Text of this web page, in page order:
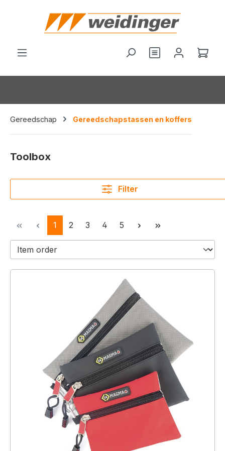
Gereedschap Gereedschapstassen en koffers
Toolbox
Filter
Pagina
1 Pagina
2 Pagina
3 Pagina
4 Pagina
5